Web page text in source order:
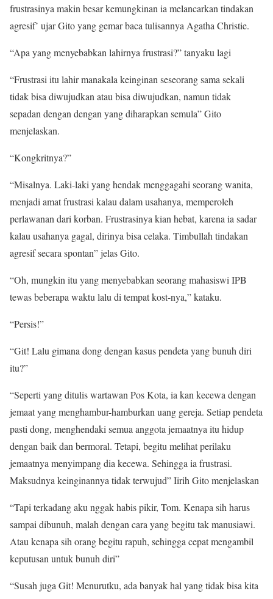
frustrasinya makin besar kemungkinan ia melancarkan tindakan
agresif’ ujar Gito yang gemar baca tulisannya Agatha Christie.
“Apa yang menyebabkan lahirnya frustrasi?” tanyaku lagi
“Frustrasi itu lahir manakala keinginan seseorang sama sekali
tidak bisa diwujudkan atau bisa diwujudkan, namun tidak
sepadan dengan dengan yang diharapkan semula” Gito
menjelaskan.
“Kongkritnya?”
“Misalnya. Laki-laki yang hendak menggagahi seorang wanita,
menjadi amat frustrasi kalau dalam usahanya, memperoleh
perlawanan dari korban. Frustrasinya kian hebat, karena ia sadar
kalau usahanya gagal, dirinya bisa celaka. Timbullah tindakan
agresif secara spontan” jelas Gito.
“Oh, mungkin itu yang menyebabkan seorang mahasiswi IPB
tewas beberapa waktu lalu di tempat kost-nya,” kataku.
“Persis!”
“Git! Lalu gimana dong dengan kasus pendeta yang bunuh diri
itu?”
“Seperti yang ditulis wartawan Pos Kota, ia kan kecewa dengan
jemaat yang menghambur-hamburkan uang gereja. Setiap pendeta
pasti dong, menghendaki semua anggota jemaatnya itu hidup
dengan baik dan bermoral. Tetapi, begitu melihat perilaku
jemaatnya menyimpang dia kecewa. Sehingga ia frustrasi.
Maksudnya keinginannya tidak terwujud” Iirih Gito menjelaskan
“Tapi terkadang aku nggak habis pikir, Tom. Kenapa sih harus
sampai dibunuh, malah dengan cara yang begitu tak manusiawi.
Atau kenapa sih orang begitu rapuh, sehingga cepat mengambil
keputusan untuk bunuh diri”
“Susah juga Git! Menurutku, ada banyak hal yang tidak bisa kita